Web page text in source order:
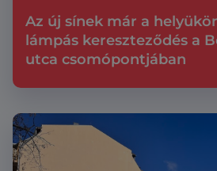
Az új sínek már a
lámpás kereszteződés a
utca csomópontjában